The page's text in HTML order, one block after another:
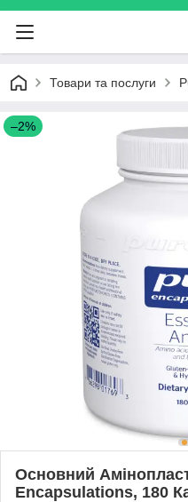
Товари та послуги
–2%
Основний
Encapsulations, 180